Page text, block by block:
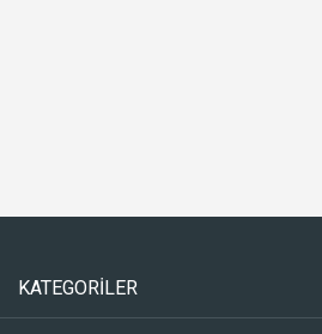
KATEGORİLER